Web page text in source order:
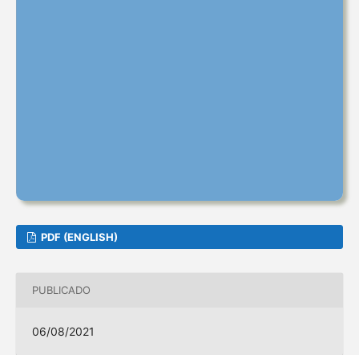
PDF (ENGLISH)
PUBLICADO
06/08/2021